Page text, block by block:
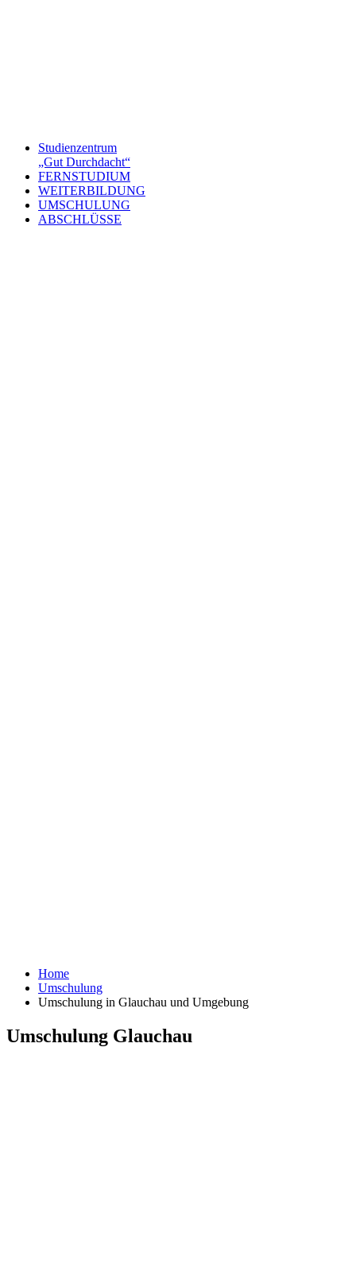
Studienzentrum
„Gut Durchdacht“
FERNSTUDIUM
WEITERBILDUNG
UMSCHULUNG
ABSCHLÜSSE
Home
Umschulung
Umschulung in Glauchau und Umgebung
Umschulung Glauchau